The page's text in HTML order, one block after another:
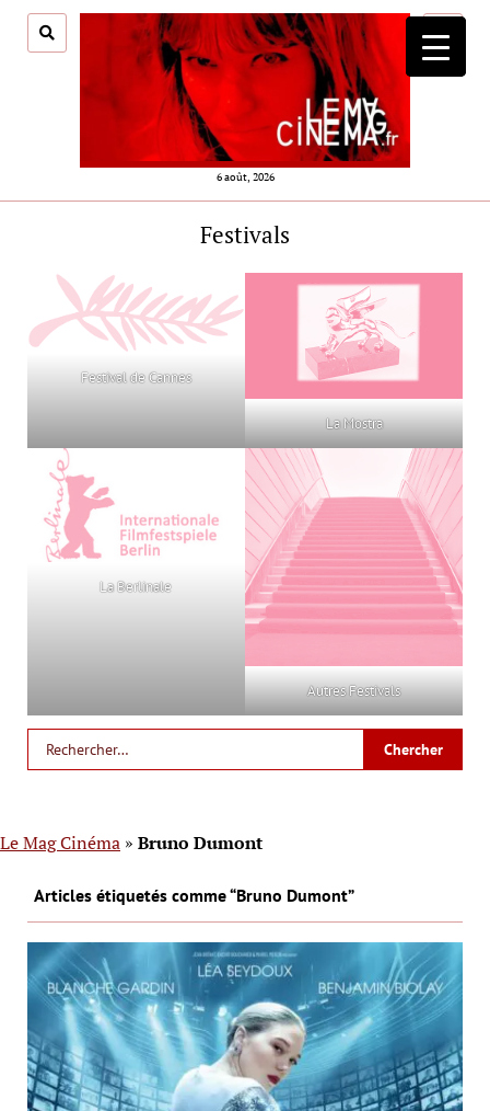
6 août, 2026
menu
Festivals
Festival de Cannes
La Mostra
La Berlinale
Autres Festivals
Le Mag Cinéma » Bruno Dumont
Articles étiquetés comme “Bruno Dumont”